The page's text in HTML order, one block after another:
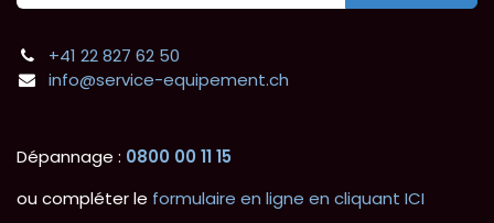
+41 22 827 62 50
info@service-equipement.ch
Dépannage : 0800 00 11 15
ou compléter le formulaire en ligne en cliquant ICI